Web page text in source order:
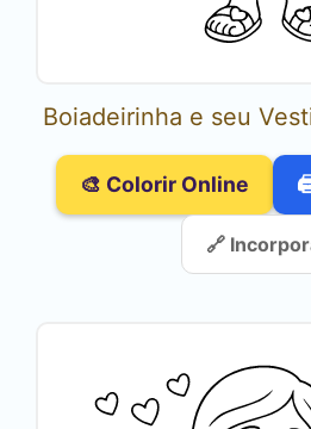
Boiadeirinha e seu
🎨 Colorir Online
🔗